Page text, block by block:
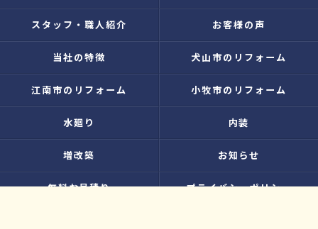
スタッフ・職人紹介 お客様の声
当社の特徴 犬山市のリフォーム
江南市のリフォーム 小牧市のリフォーム
水廻り 内装
増改築 お知らせ
無料お見積り プライバシーポリシー